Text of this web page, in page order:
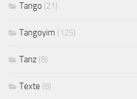
Tango (21)
Tangoyim (125)
Tanz (8)
Texte (8)